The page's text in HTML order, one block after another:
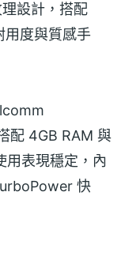
設計，搭配
用度與質感手
配 4GB RAM 與
用表現穩定，內
快